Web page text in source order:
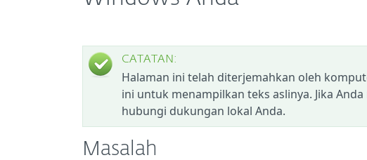
CATATAN:
Halaman ini telah diterjemahkan oleh
ini untuk menampilkan teks aslinya. Jika
hubungi dukungan lokal Anda.
Masalah